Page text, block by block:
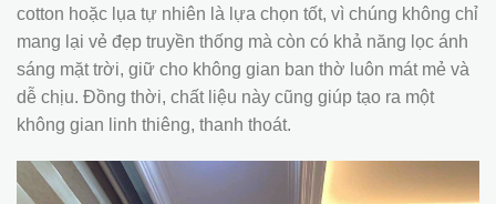
cotton hoặc lụa tự nhiên là lựa chọn tốt, vì chúng không chỉ
mang lại vẻ đẹp truyền thống mà còn có khả năng lọc ánh
sáng mặt trời, giữ cho không gian ban thờ luôn mát mẻ và
dễ chịu. Đồng thời, chất liệu này cũng giúp tạo ra một
không gian linh thiêng, thanh thoát.